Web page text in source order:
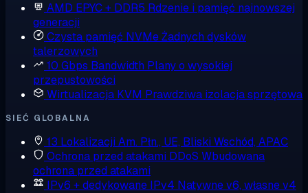
AMD EPYC + DDR5 Rdzenie i pamięć najnowszej
generacji
Czysta pamięć NVMeŻadnych dysków
talerzowych
10 Gbps Bandwidth Plany o wysokiej
przepustowości
Wirtualizacja KVM Prawdziwa izolacja sprzętowa
SIEĆ GLOBALNA
13 Lokalizacji Am. Płn., UE, Bliski Wschód, APAC
Ochrona przed atakami DDoS Wbudowana
ochrona przed atakami
IPv6 + dedykowane IPv4 Natywne v6, własne v4